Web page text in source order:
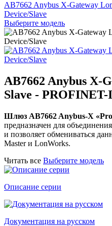
AB7662 Anybus X-Gateway
Device/Slave
Выберите модель
AB7662 Anybus X-
Slave - PROFINET-
Шлюз AB7662 Anybus-X
предназначен для
и позволяет обмениваться
Master и LonWorks.
Читать все Выберите модель
Описание серии
Документация на русском